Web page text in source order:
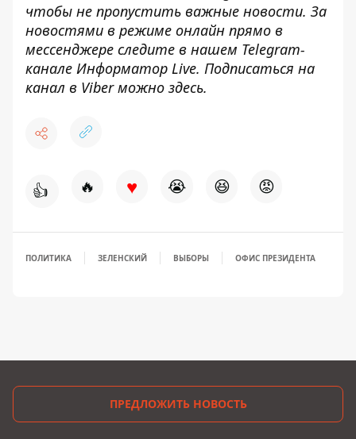
чтобы не пропустить важные новости. За
новостями в режиме онлайн прямо в
мессенджере следите в нашем Telegram-
канале Информатор Live. Подписаться на
канал в Viber можно здесь.
👍 🔥 ♥ 😭 😆 😡
ПОЛИТИКА ЗЕЛЕНСКИЙ ВЫБОРЫ ОФИС ПРЕЗИДЕНТА
ПРЕДЛОЖИТЬ НОВОСТЬ